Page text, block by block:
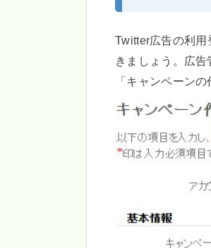
Twitter広告の利
きましょう。広
「キャンペーン